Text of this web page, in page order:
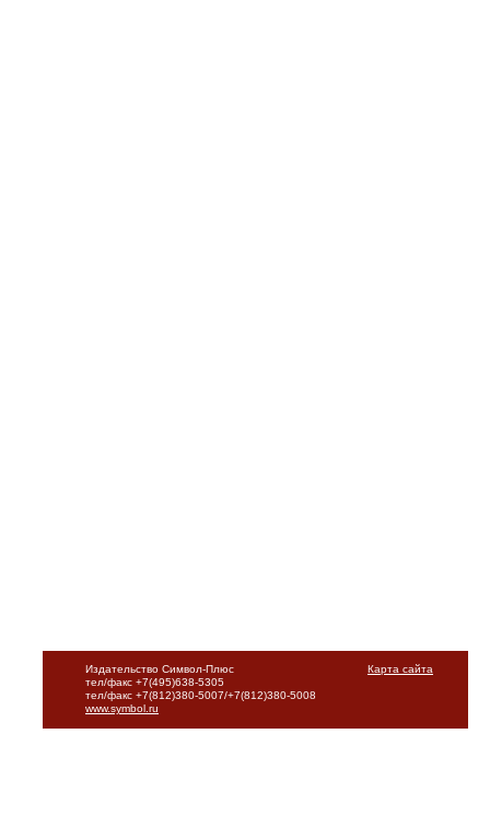
Карта сайта
Издательство Символ-Плюс
тел/факс +7(495)638-5305
тел/факс +7(812)380-5007/+7(812)380-5008
www.symbol.ru